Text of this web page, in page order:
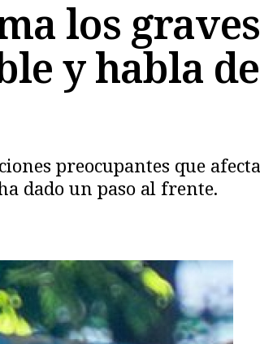
los
y habla
preocupantes que
dado un paso al frente.